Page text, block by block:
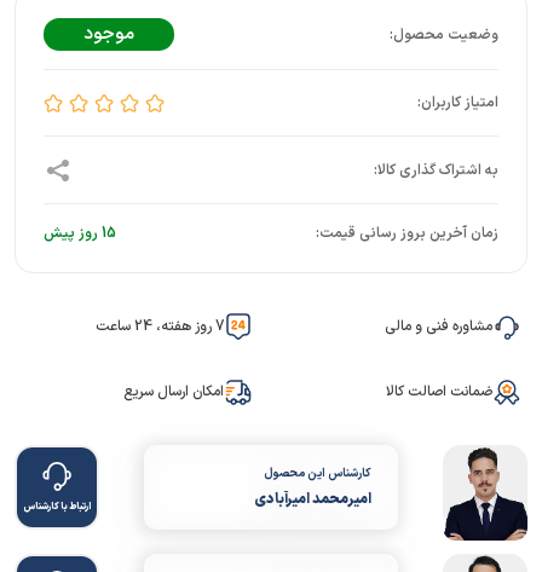
موجود
زمان آخرین بروز رسانی قیمت: 15 روز پیش
مشاوره فنی و مالی 7 روز هفته، 24 ساعت
ضمانت اصالت کالا امکان ارسال سریع
کارشناس این محصول
امیرمحمد امیرآبادی ارتباط با کارشناس